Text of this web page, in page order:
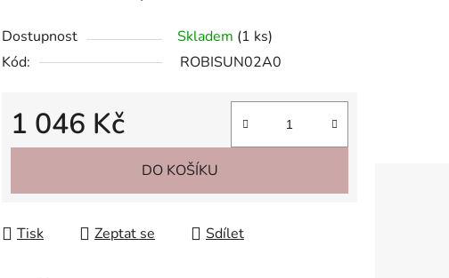
Dostupnost Skladem (1 ks)
Kód:
ROBISUN02A0
1 046 Kč
Měrná cena:
DO KOŠÍKU
Tisk Zeptat se Sdílet